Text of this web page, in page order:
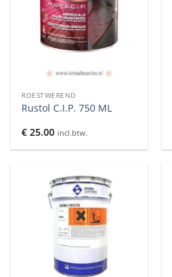
ROESTWEREND
Rustol C.I.P. 750 ML
€ 25.00 incl.btw.